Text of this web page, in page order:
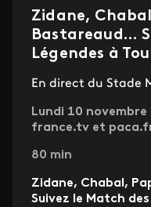
Zidane,
Bastareaud…
Légendes à
En direct du Stade
Lundi 10
france.tv et
80 min
Zidane, Chabal,
Suivez le Match